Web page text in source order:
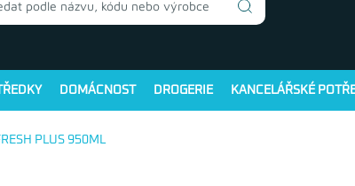
DOMÁCNOST DROGERIE KANCELÁŘSKÉ
PLUS 950ML